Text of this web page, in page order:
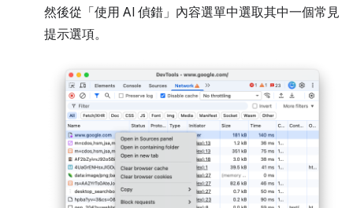
然後從「使用 AI 偵錯」 內容選單中選取其中一個常見
提示選項。